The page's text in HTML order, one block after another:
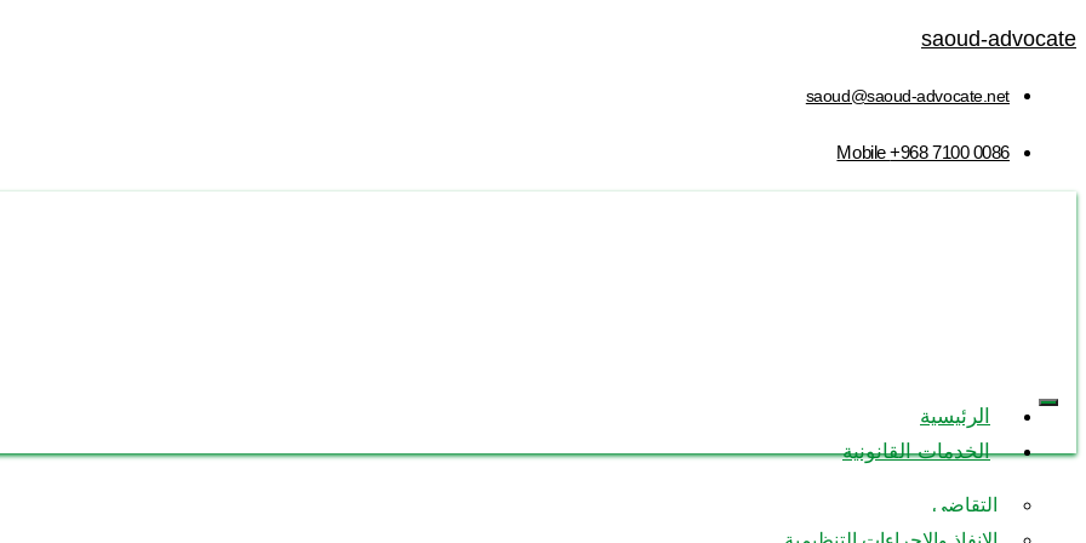
saoud-advocate
saoud@saoud-advocate.net
Mobile+968 7100 0086
الرئيسية
الخدمات القانونية
التقاضي
اللوائح